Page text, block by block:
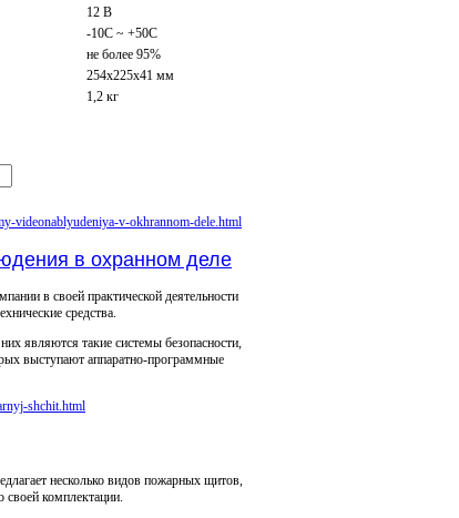
12 В
-10С ~ +50С
не более 95%
254x225x41 мм
1,2 кг
в охранном деле
в своей практической деятельности
средства.
являются такие системы безопасности,
выступают аппаратно-программные
несколько видов пожарных щитов,
своей комплектации.